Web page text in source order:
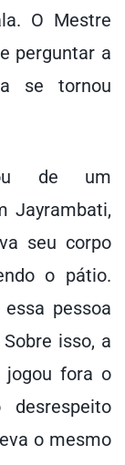
O Mestre
perguntar a
se tornou
de um
Jayrambati,
seu corpo
o pátio.
pessoa
isso, a
jogou fora o
o mesmo